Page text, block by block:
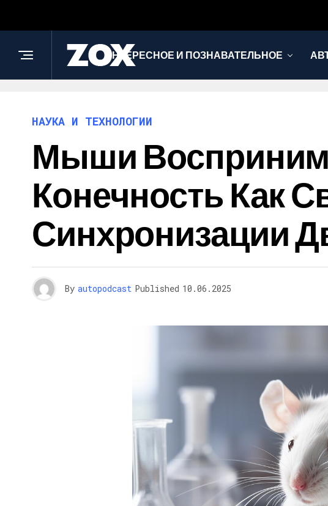
ИНТЕРЕСНОЕ И ПОЗНАВАТЕЛЬНОЕ
НАУКА И ТЕХНОЛОГИИ
Мыши
Конечность Как
Синхронизации
By autopodcast Published 10.06.2025